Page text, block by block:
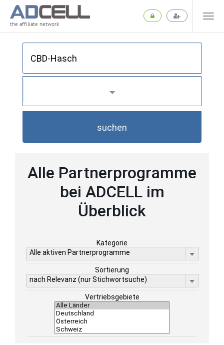
the affiliate network
suchen
Alle Partnerprogramme
bei ADCELL im
Überblick
Kategorie
Alle aktiven Partnerprogramme
Sortierung
nach Relevanz (nur Stichwortsuche)
Vertriebsgebiete